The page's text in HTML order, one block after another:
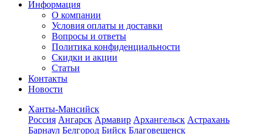
Информация
О компании
Условия оплаты и доставки
Вопросы и ответы
Политика конфиденциальности
Скидки и акции
Статьи
Контакты
Новости
Ханты-Мансийск
Россия Ангарск Армавир Архангельск Астрахань
Барнаул Белгород Бийск Благовещенск